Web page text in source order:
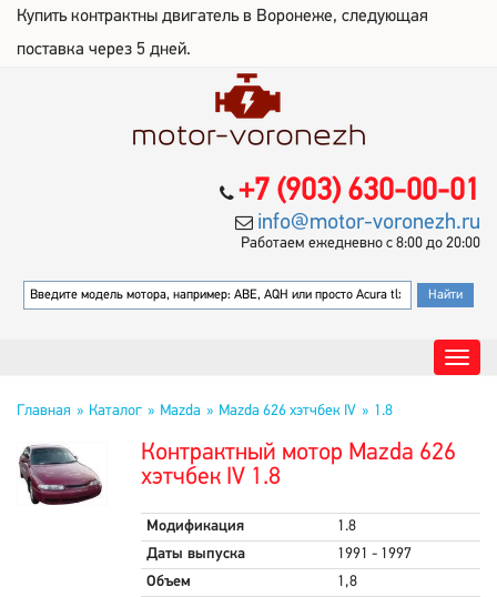
Купить контрактны двигатель в Воронеже, следующая
поставка через 5 дней.
+7 (903) 630-00-01
info@motor-voronezh.ru
Работаем ежедневно с 8:00 до 20:00
Главная Каталог Mazda Mazda 626 хэтчбек IV 1.8
Контрактный мотор Mazda 626
хэтчбек IV 1.8
Модификация
1.8
Даты выпуска
1991 - 1997
Объем
1,8